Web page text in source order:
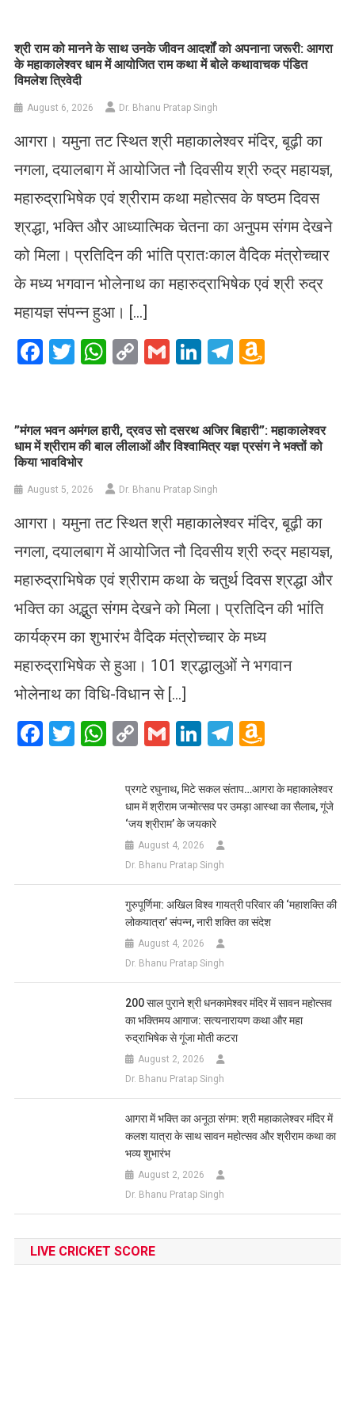
​श्री राम को मानने के साथ उनके जीवन आदर्शों को अपनाना जरूरी: आगरा
के महाकालेश्वर धाम में आयोजित राम कथा में बोले कथावाचक पंडित
विमलेश त्रिवेदी
August 6, 2026 Dr. Bhanu Pratap Singh
आगरा। यमुना तट स्थित श्री महाकालेश्वर मंदिर, बूढ़ी का
नगला, दयालबाग में आयोजित नौ दिवसीय श्री रुद्र महायज्ञ,
महारुद्राभिषेक एवं श्रीराम कथा महोत्सव के षष्ठम दिवस
श्रद्धा, भक्ति और आध्यात्मिक चेतना का अनुपम संगम देखने
को मिला। प्रतिदिन की भांति प्रातःकाल वैदिक मंत्रोच्चार
के मध्य भगवान भोलेनाथ का महारुद्राभिषेक एवं श्री रुद्र
महायज्ञ संपन्न हुआ। […]
Facebook
Twitter
WhatsApp
CopyGmailLinkedIn
Telegram
​”मंगल भवन अमंगल हारी, द्रवउ सो दसरथ अजिर बिहारी”: महाकालेश्वर
धाम में श्रीराम की बाल लीलाओं और विश्वामित्र यज्ञ प्रसंग ने भक्तों को
किया भावविभोर
August 5, 2026 Dr. Bhanu Pratap Singh
आगरा। यमुना तट स्थित श्री महाकालेश्वर मंदिर, बूढ़ी का
नगला, दयालबाग में आयोजित नौ दिवसीय श्री रुद्र महायज्ञ,
महारुद्राभिषेक एवं श्रीराम कथा के चतुर्थ दिवस श्रद्धा और
भक्ति का अद्भुत संगम देखने को मिला। प्रतिदिन की भांति
कार्यक्रम का शुभारंभ वैदिक मंत्रोच्चार के मध्य
महारुद्राभिषेक से हुआ। 101 श्रद्धालुओं ने भगवान
भोलेनाथ का विधि-विधान से […]
Facebook
Twitter
WhatsApp
CopyGmailLinkedIn
Telegram
List
प्रगटे रघुनाथ, मिटे सकल संताप…आगरा के महाकालेश्वर
धाम में श्रीराम जन्मोत्सव पर उमड़ा आस्था का सैलाब, गूंजे
‘जय श्रीराम’ के जयकारे
August 4, 2026
Dr. Bhanu Pratap Singh
गुरुपूर्णिमा: अखिल विश्व गायत्री परिवार की ‘महाशक्ति की
लोकयात्रा’ संपन्न, नारी शक्ति का संदेश
August 4, 2026
Dr. Bhanu Pratap Singh
200 साल पुराने श्री धनकामेश्वर मंदिर में सावन महोत्सव
का भक्तिमय आगाज: सत्यनारायण कथा और महा
रुद्राभिषेक से गूंजा मोती कटरा
August 2, 2026
Dr. Bhanu Pratap Singh
आगरा में भक्ति का अनूठा संगम: श्री महाकालेश्वर मंदिर में
कलश यात्रा के साथ सावन महोत्सव और श्रीराम कथा का
भव्य शुभारंभ
August 2, 2026
Dr. Bhanu Pratap Singh
LIVE CRICKET SCORE